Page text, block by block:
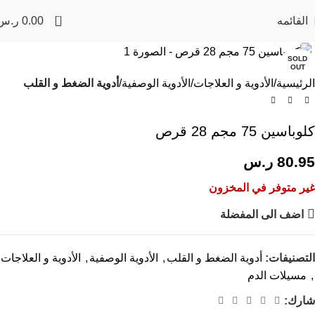
القائمه 0
0.00
SOLD
OUT
الرئيسية الأدوية و العلاجات الأدوية الوصفية أدوية الضغط و القلب
كلوباسين 75 مجم 28 قرص
80.95 ر.س
غير متوفر في المخزون
اضف الى المفضلة
التصنيفات: أدوية الضغط و القلب , الأدوية الوصفية ,
الأدوية و العلاجات
, مسيلات الدم
شارك: